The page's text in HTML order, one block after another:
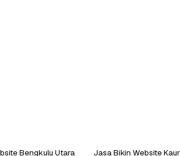
Bengkulu Utara Jasa Bikin Website Kaur